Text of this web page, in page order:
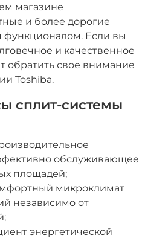
магазине
и более дорогие
Если вы
и качественное
обратить свое внимание
Toshiba.
сплит-системы
обслуживающее
площадей;
микроклимат
независимо от
энергетической